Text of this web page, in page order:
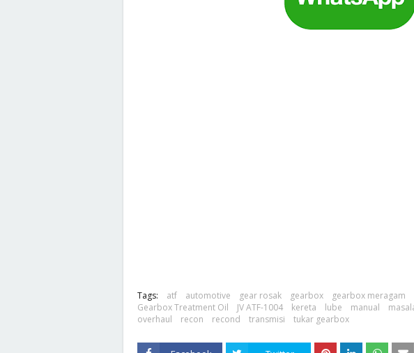
Tags: atf automotive gear rosak gearbox gearbox meragam
Gearbox Treatment Oil
JV ATF-1004 kereta lube manual
overhaul
recon recond transmisi tukar gearbox